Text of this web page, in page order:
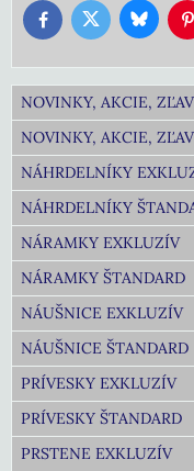
FacebookTwitter Bluesky
NOVINKY, AKCIE,
NOVINKY, AKCIE,
NÁHRDELNÍKY
NÁHRDELNÍKY
NÁRAMKY EXKLUZÍV
NÁRAMKY ŠTANDARD
NÁUŠNICE EXKLUZÍV
NÁUŠNICE ŠTANDARD
PRÍVESKY EXKLUZÍV
PRÍVESKY ŠTANDARD
PRSTENE EXKLUZÍV